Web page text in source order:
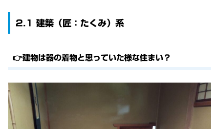
2.1 建築（匠：たくみ）系
👉建物は器の着物と思っていた様な住まい？